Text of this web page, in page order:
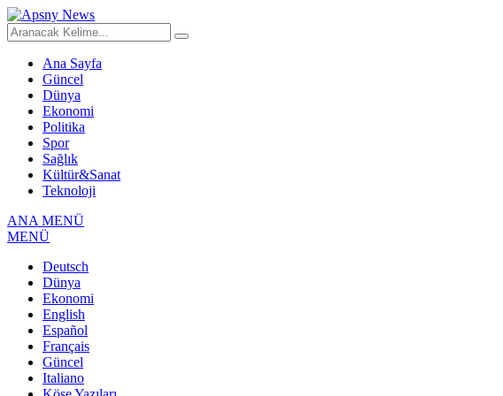
Ana Sayfa
Güncel
Dünya
Ekonomi
Politika
Spor
Sağlık
Kültür&Sanat
Teknoloji
ANA MENÜ
MENÜ
Deutsch
Dünya
Ekonomi
English
Español
Français
Güncel
Italiano